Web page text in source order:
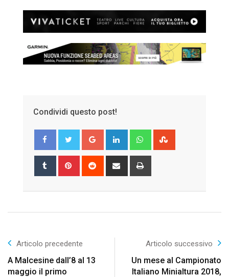
Condividi questo post!
Google+ LinkedIn Whatsapp
Tumblr Pinterest Reddit
Share
Articolo precedente
A Malcesine dall’8 al 13
maggio il primo
Articolo successivo
Un mese al Campionato
Italiano Minialtura 2018,